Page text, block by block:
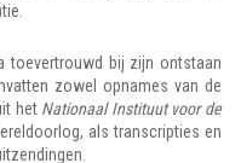
toevertrouwd bij zijn ontstaan
zowel opnames van de
het Nationaal Instituut voor de
als transcripties en